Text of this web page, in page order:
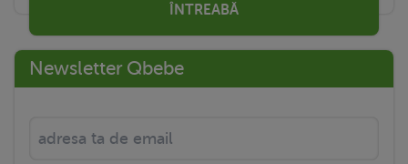
ÎNTREABĂ
Newsletter Qbebe